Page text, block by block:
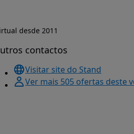
desde 2011
contactos
Visitar site do Stand
Ver mais 505 ofertas deste